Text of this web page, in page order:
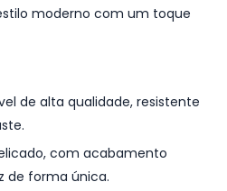
moderno com um toque
de alta qualidade, resistente
com acabamento
de forma única.